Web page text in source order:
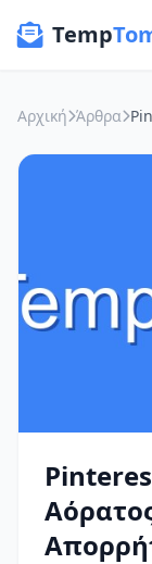
Temp
Αρχική Άρθρα